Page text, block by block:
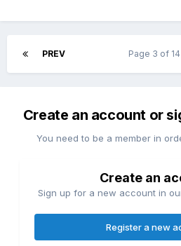
PREV Page 3 of 14
Create an account or
You need to be a member in
Create an
Sign up for a new account in
Register a new